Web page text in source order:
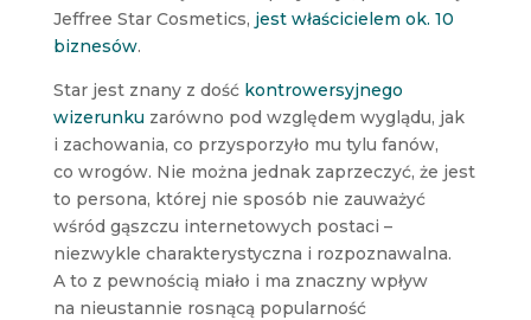
Jeffree Star Cosmetics, jest właścicielem ok. 10
biznesów.
Star jest znany z dość kontrowersyjnego
wizerunku zarówno pod względem wyglądu, jak
i zachowania, co przysporzyło mu tylu fanów,
co wrogów. Nie można jednak zaprzeczyć, że jest
to persona, której nie sposób nie zauważyć
wśród gąszczu internetowych postaci –
niezwykle charakterystyczna i rozpoznawalna.
A to z pewnością miało i ma znaczny wpływ
na nieustannie rosnącą popularność